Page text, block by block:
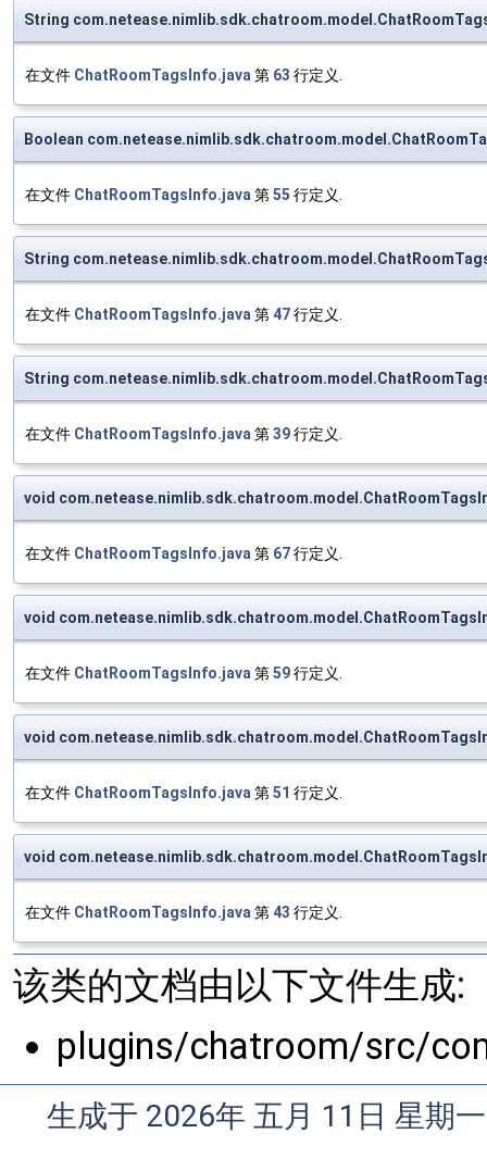
String
在文件 ChatRoomTagsInfo.java 第 63 行定义.
Boolean
在文件 ChatRoomTagsInfo.java 第55 行定义.
String
在文件 ChatRoomTagsInfo.java 第 47行定义.
String
在文件 ChatRoomTagsInfo.java 第39行定义.
void
在文件 ChatRoomTagsInfo.java 第 67行定义.
void
在文件 ChatRoomTagsInfo.java 第59行定义.
void
在文件 ChatRoomTagsInfo.java 第51 行定义.
void
在文件 ChatRoomTagsInfo.java 第 43 行定义.
该类的文档由以下文件生成:
plugins/chatroom/src/
生成于 2026年 五月 11日 星期